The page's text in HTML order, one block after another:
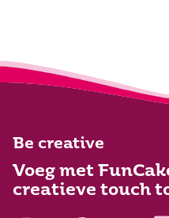
Be creative
Voeg met
creatieve touch